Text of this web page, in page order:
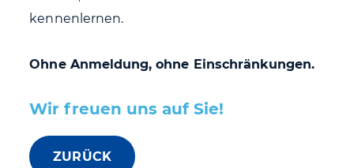
kennenlernen.
Ohne Anmeldung, ohne Einschränkungen.
Wir freuen uns auf Sie!
ZURÜCK